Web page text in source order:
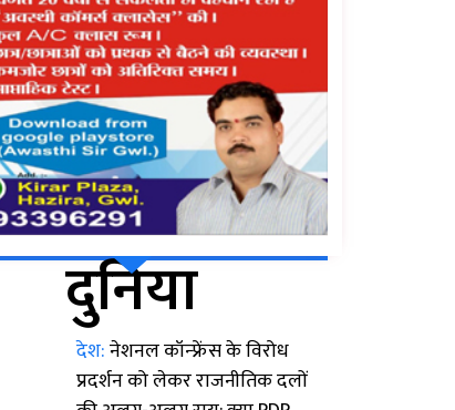
दुनिया
देश:नेशनल कॉन्फ्रेंस के विरोध
प्रदर्शन को लेकर राजनीतिक दलों